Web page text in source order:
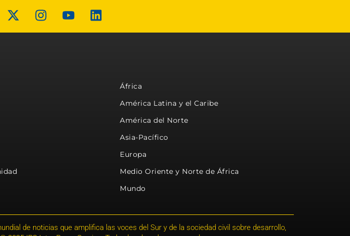
África
América Latina y el Caribe
América del Norte
Asia-Pacífico
Europa
Medio Oriente y Norte de África
Mundo
de noticias que amplifica las voces del Sur y de la sociedad civil sobre desarrollo,